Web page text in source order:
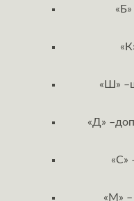
«Б»
«Ш»
«Д»
«С»
«М»